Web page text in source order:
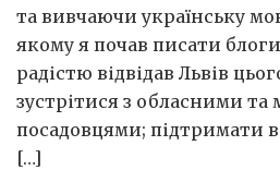
та вивчаючи українську
якому я почав писати
радістю відвідав Львів
зустрітися з обласними та
посадовцями; підтримати
[…]